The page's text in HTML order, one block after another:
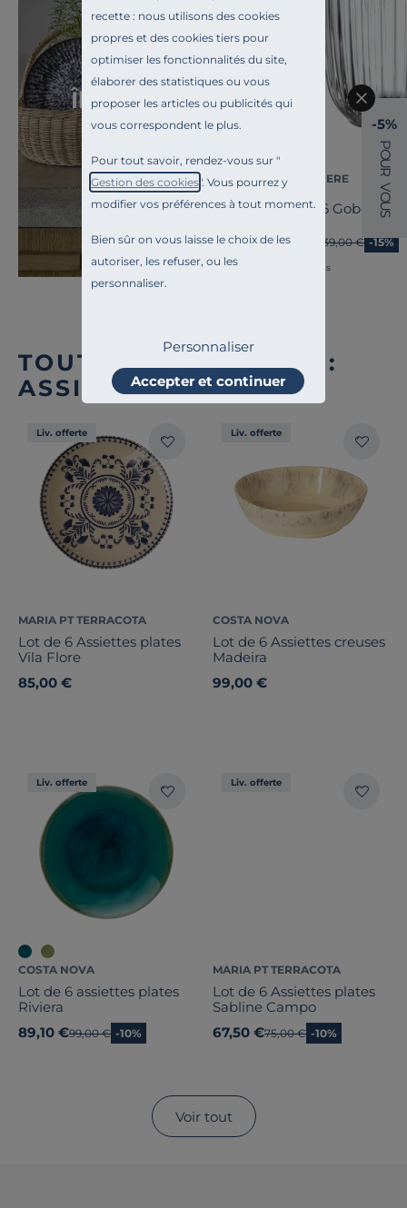
recette : nous utilisons des cookies
propres et des cookies tiers pour
optimiser les fonctionnalités du site,
élaborer des statistiques ou vous
proposer les articles ou publicités qui
vous correspondent le plus.
Pour tout savoir, rendez-vous sur "
Gestion des cookies". Vous pourrez y
modifier vos préférences à tout moment.
Bien sûr on vous laisse le choix de les
autoriser, les refuser, ou les
personnaliser.
Personnaliser
Accepter et continuer
Toute l'inspiration
Île d'Oléron
LA ROCHERE
Lot de 6 Gobelets
33,15 €
Ancien prix
39,00 € -15%
Français
TOUTE NOTRE OFFRE :
ASSIETTES
Liv. offerte
MARIA PT TERRACOTA
Lot de 6 Assiettes plates
Vila Flore
85,00 €
Liv. offerte
COSTA NOVA
Lot de 6 Assiettes creuses
Madeira
99,00 €
Liv. offerte
COSTA NOVA
Lot de 6 assiettes plates
Riviera
89,10 €Ancien prix
99,00 € -10%
Liv. offerte
MARIA PT TERRACOTA
Lot de 6 Assiettes plates
Sabline Campo
67,50 €Ancien prix
75,00 € -10%
Voir tout
-5%
P
O
U
R
V
O
U
S